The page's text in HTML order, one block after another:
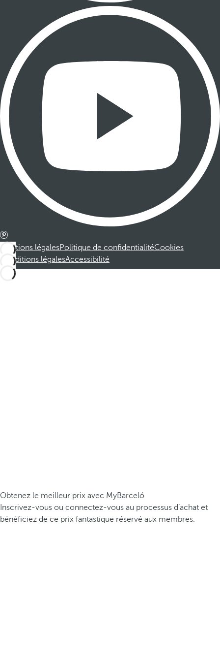
Mentions légalesPolitique de confidentialitéCookies
Conditions légalesAccessibilité
Obtenez le meilleur prix avec MyBarceló
Inscrivez-vous ou connectez-vous au processus d’achat et
bénéficiez de ce prix fantastique réservé aux membres.